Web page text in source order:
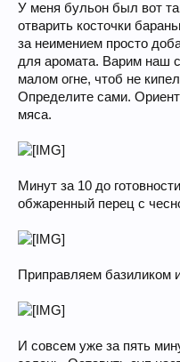
У меня бульон был вот
отварить косточки
за неимением просто
для аромата. Варим наш
малом огне, чтоб не
Определите сами.
мяса.
Минут за 10 до
обжаренный перец с
Приправляем базиликом
И совсем уже за пять